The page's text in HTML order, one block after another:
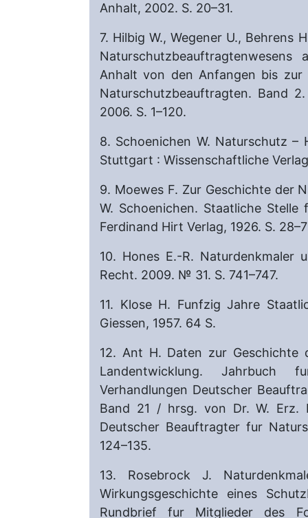
Anhalt, 2002. S. 20–31.
7. Hilbig W., Wegener U., Behrens
Anhalt von den Anfangen bis
Naturschutzbeauftragten. Band
2006. S. 1–120.
8. Schoenichen W. Naturschutz –
Stuttgart : Wissenschaftliche
9. Moewes F. Zur Geschichte der
W. Schoenichen. Staatliche
Ferdinand Hirt Verlag, 1926. S.
10. Hones E.-R. Naturdenkmaler
Recht. 2009. № 31. S. 741–747.
11. Klose H. Funfzig Jahre
Giessen, 1957. 64 S.
12. Ant H. Daten zur Geschichte
Landentwicklung. Jahrbuch
Verhandlungen Deutscher
Band 21 / hrsg. von Dr. W. Erz.
Deutscher Beauftragter fur
124–135.
13. Rosebrock J.
Wirkungsgeschichte eines
Rundbrief fur Mitglieder des